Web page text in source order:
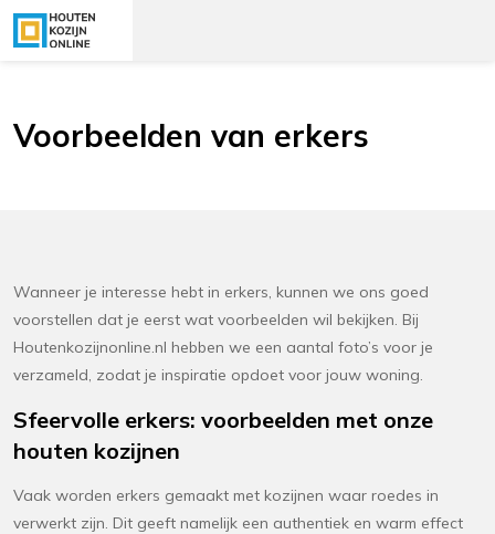
Voorbeelden van erkers
Wanneer je interesse hebt in erkers, kunnen we ons goed
voorstellen dat je eerst wat voorbeelden wil bekijken. Bij
Houtenkozijnonline.nl hebben we een aantal foto’s voor je
verzameld, zodat je inspiratie opdoet voor jouw woning.
Sfeervolle erkers: voorbeelden met onze
houten kozijnen
Vaak worden erkers gemaakt met kozijnen waar roedes in
verwerkt zijn. Dit geeft namelijk een authentiek en warm effect